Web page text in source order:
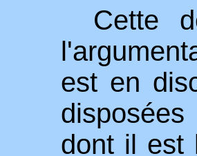
Cette
est en
dont il est